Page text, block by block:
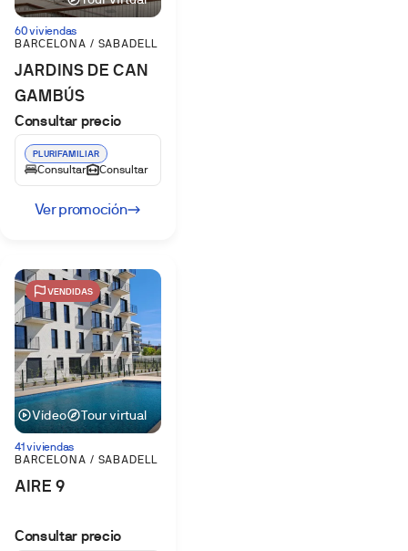
60 viviendas
BARCELONA / SABADELL
JARDINS DE CAN
GAMBÚS
Consultar precio
PLURIFAMILIAR
Consultar Consultar
Ver promoción
VENDIDAS
Vídeo Tour virtual
41 viviendas
BARCELONA / SABADELL
AIRE 9
Consultar precio